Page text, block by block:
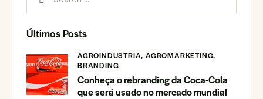
Últimos Posts
AGROINDUSTRIA,AGROMARKETING,
BRANDING
Conheça o rebranding da Coca-Cola
que será usado no mercado mundial